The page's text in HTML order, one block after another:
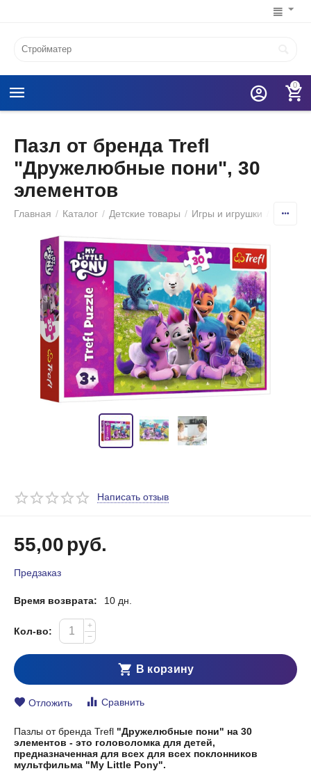
0
Пазл от бренда Trefl
"Дружелюбные пони", 30
элементов
Главная / Каталог / Детские товары / Игры и игрушки
Написать отзыв
55,00руб.
Предзаказ
Время возврата: 10 дн.
Кол-во:
+
−
В корзину
Отложить Сравнить
Пазлы от бренда Trefl "Дружелюбные пони" на 30
элементов - это головоломка для детей,
предназначенная для всех для всех поклонников
мультфильма "My Little Pony".